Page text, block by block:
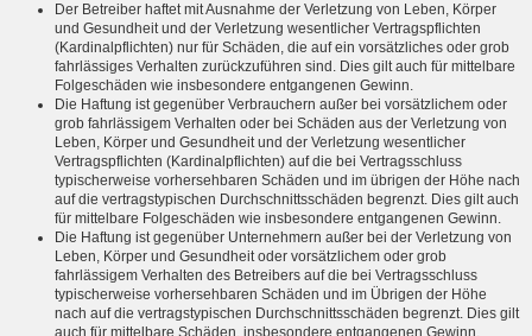
Der Betreiber haftet mit Ausnahme der Verletzung von Leben, Körper
und Gesundheit und der Verletzung wesentlicher Vertragspflichten
(Kardinalpflichten) nur für Schäden, die auf ein vorsätzliches oder grob
fahrlässiges Verhalten zurückzuführen sind. Dies gilt auch für mittelbare
Folgeschäden wie insbesondere entgangenen Gewinn.
Die Haftung ist gegenüber Verbrauchern außer bei vorsätzlichem oder
grob fahrlässigem Verhalten oder bei Schäden aus der Verletzung von
Leben, Körper und Gesundheit und der Verletzung wesentlicher
Vertragspflichten (Kardinalpflichten) auf die bei Vertragsschluss
typischerweise vorhersehbaren Schäden und im übrigen der Höhe nach
auf die vertragstypischen Durchschnittsschäden begrenzt. Dies gilt auch
für mittelbare Folgeschäden wie insbesondere entgangenen Gewinn.
Die Haftung ist gegenüber Unternehmern außer bei der Verletzung von
Leben, Körper und Gesundheit oder vorsätzlichem oder grob
fahrlässigem Verhalten des Betreibers auf die bei Vertragsschluss
typischerweise vorhersehbaren Schäden und im Übrigen der Höhe
nach auf die vertragstypischen Durchschnittsschäden begrenzt. Dies gilt